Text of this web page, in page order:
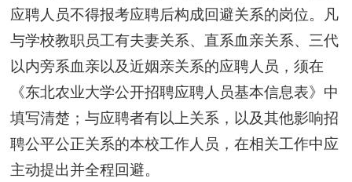
应聘人员不得报考应聘后构成回避关系的岗位。凡
与学校教职员工有夫妻关系、直系血亲关系、三代
以内旁系血亲以及近姻亲关系的应聘人员，须在
《东北农业大学公开招聘应聘人员基本信息表》中
填写清楚；与应聘者有以上关系，以及其他影响招
聘公平公正关系的本校工作人员，在相关工作中应
主动提出并全程回避。